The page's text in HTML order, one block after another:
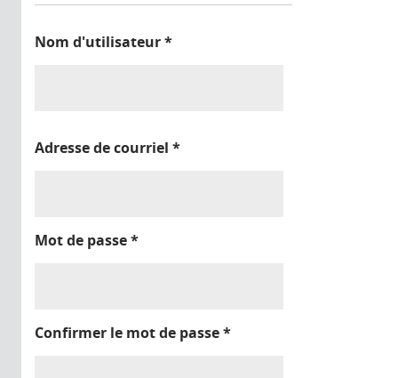
Nom d'utilisateur*
Adresse de courriel *
Mot de passe*
Confirmer le mot de passe*